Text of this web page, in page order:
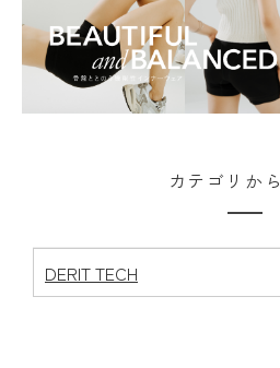
カテゴリか
DERIT TECH